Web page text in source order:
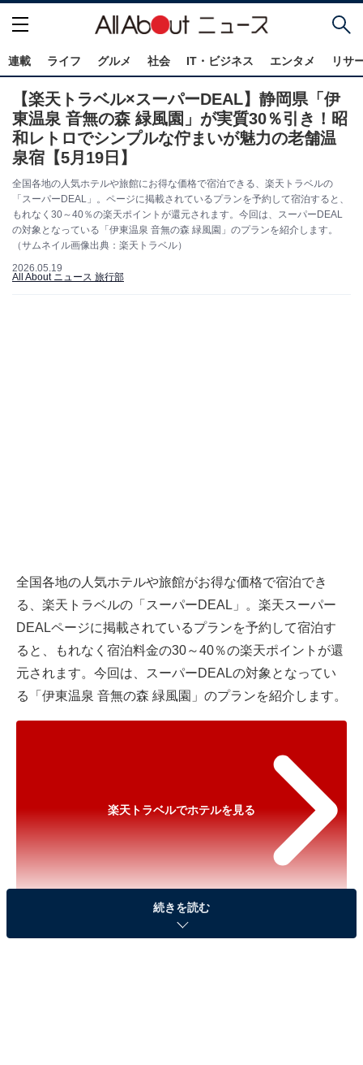
連載 ライフ グルメ 社会 IT・ビジネス エンタメ リサ
【楽天トラベル×スーパーDEAL】静岡県「伊
東温泉 音無の森 緑風園」が実質30％引き！昭
和レトロでシンプルな佇まいが魅力の老舗温
泉宿【5月19日】
全国各地の人気ホテルや旅館にお得な価格で宿泊できる、楽天トラベルの
「スーパーDEAL」。ページに掲載されているプランを予約して宿泊すると、
もれなく30～40％の楽天ポイントが還元されます。今回は、スーパーDEAL
の対象となっている「伊東温泉 音無の森 緑風園」のプランを紹介します。
（サムネイル画像出典：楽天トラベル）
2026.05.19
All About ニュース 旅行部
全国各地の人気ホテルや旅館がお得な価格で宿泊でき
る、 楽天トラベルの「スーパーDEAL」。楽天スーパー
DEALページに掲載されているプランを予約して宿泊す
ると、もれなく宿泊料金の30～40％の楽天ポイントが還
元されます。今回は、スーパーDEALの対象となってい
る「伊東温泉 音無の森 緑風園」のプランを紹介します。
楽天トラベルでホテルを見る
※以下のセール情報は2026年5月19日10時現在のもので
続きを読む